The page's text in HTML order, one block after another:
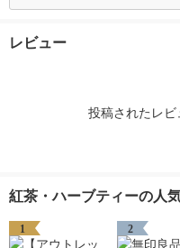
レビュー
投稿されたレビ
紅茶・ハーブティーの人
1 2